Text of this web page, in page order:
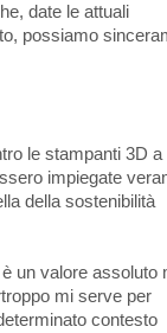
date le attuali
possiamo
le stampanti 3D a
impiegate
della sostenibilità
un valore assoluto
mi serve per
contesto